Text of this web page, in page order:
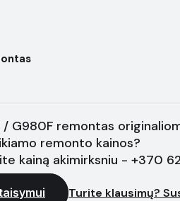
/ G980F remontas
remonto kainos?
kainą akimirksniu - +370
Turite klausimų?